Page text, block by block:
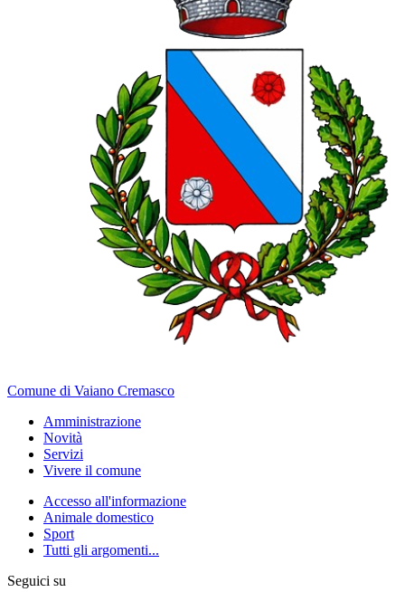
Comune di Vaiano Cremasco
Amministrazione
Novità
Servizi
Vivere il comune
Accesso all'informazione
Animale domestico
Sport
Tutti gli argomenti...
Seguici su